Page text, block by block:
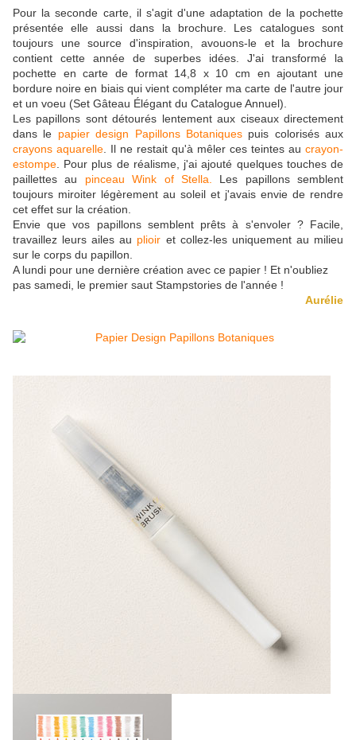
Pour la seconde carte, il s'agit d'une adaptation de la pochette
présentée elle aussi dans la brochure. Les catalogues sont
toujours une source d'inspiration, avouons-le et la brochure
contient cette année de superbes idées. J'ai transformé la
pochette en carte de format 14,8 x 10 cm en ajoutant une
bordure noire en biais qui vient compléter ma carte de l'autre jour
et un voeu (Set Gâteau Élégant du Catalogue Annuel).
Les papillons sont détourés lentement aux ciseaux directement
dans le papier design Papillons Botaniquespuis colorisés aux
crayons aquarelle . Il ne restait qu'à mêler ces teintes au crayon-
estompe . Pour plus de réalisme, j'ai ajouté quelques touches de
paillettes au pinceau Wink of Stella.
Les papillons semblent
toujours miroiter légèrement au soleil et j'avais envie de rendre
cet effet sur la création.
Envie que vos papillons semblent prêts à s'envoler ? Facile,
travaillez leurs ailes au plioir et collez-les uniquement au milieu
sur le corps du papillon.
A lundi pour une dernière création avec ce papier ! Et n'oubliez
pas samedi, le premier saut Stampstories de l'année !
Aurélie